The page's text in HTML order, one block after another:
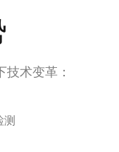
术变革：
测